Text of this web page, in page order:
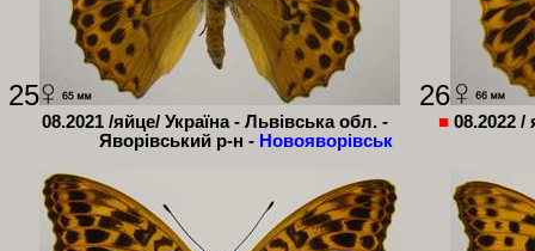
25
08.2021 /яйце/ Україна - Львівська обл. -
Яворівський р-н - Новояворівськ
26
■ 08.2022 /